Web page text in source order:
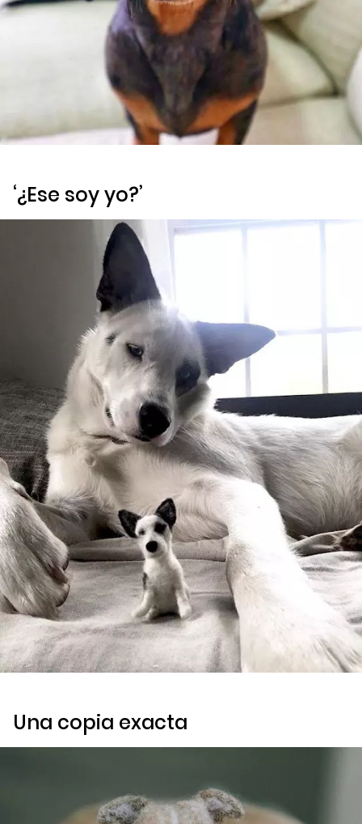
‘¿Ese soy yo?’
Una copia exacta